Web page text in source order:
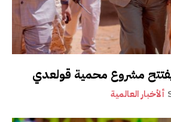
مشروع محمية قولعدي
ألأخبار العالمية